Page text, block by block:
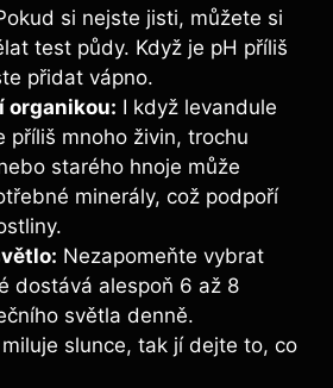
si nejste jisti, můžete si
test půdy. Když je pH příliš
přidat vápno.
organikou: I když levandule
příliš mnoho živin, trochu
starého hnoje může
minerály, což podpoří
Nezapomeňte vybrat
dostává alespoň 6 až 8
světla denně.
slunce, tak jí dejte to, co